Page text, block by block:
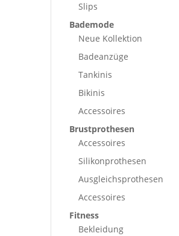
Slips
Bademode
Neue Kollektion
Badeanzüge
Tankinis
Bikinis
Accessoires
Brustprothesen
Accessoires
Silikonprothesen
Ausgleichsprothesen
Accessoires
Fitness
Bekleidung